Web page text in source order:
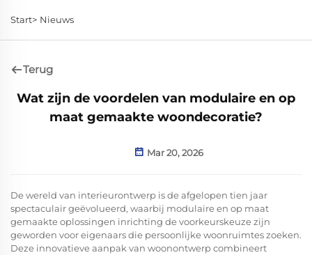
Start> Nieuws
Terug
Wat zijn de voordelen van modulaire en op
maat gemaakte woondecoratie?
Mar 20, 2026
De wereld van interieurontwerp is de afgelopen tien jaar
spectaculair geëvolueerd, waarbij modulaire en op maat
gemaakte oplossingen inrichting de voorkeurskeuze zijn
geworden voor eigenaars die persoonlijke woonruimtes zoeken.
Deze innovatieve aanpak van woonontwerp combineert